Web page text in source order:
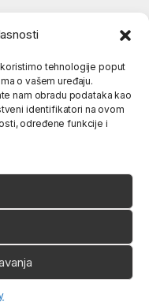
tehnologije poput
o vašem uređaju.
nam obradu podataka kao
identifikatori na ovom
određene funkcije i